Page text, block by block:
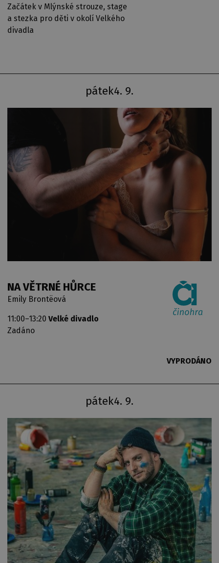
Začátek v Mlýnské strouze, stage
a stezka pro děti v okolí Velkého
divadla
4. 9.
pátek
NA VĚTRNÉ HŮRCE
Emily Brontëová
11:00–13:20 Velké divadlo
Zadáno
VYPRODÁNO
4. 9.
pátek